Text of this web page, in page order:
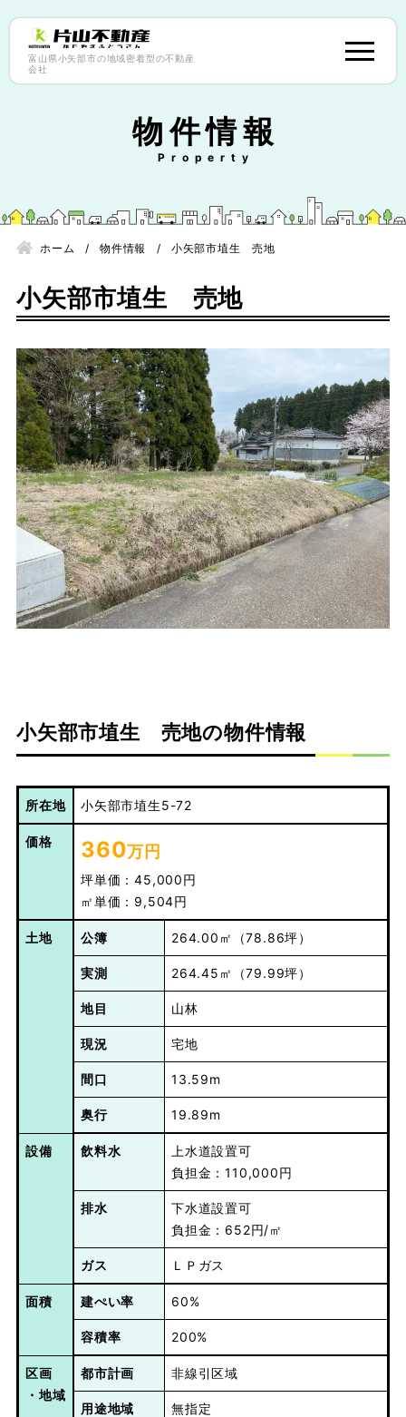
富山県小矢部市の地域密着型の不動産
会社
物件情報
ホーム 物件情報 小矢部市埴生 売地
小矢部市埴生 売地
小矢部市埴生 売地の物件情報
所在地 小矢部市埴生5-72
価格 360万円
坪単価：45,000円
㎡単価：9,504円
土地 公簿 264.00㎡（78.86坪）
実測 264.45㎡（79.99坪）
地目 山林
現況 宅地
間口 13.59m
奥行 19.89m
設備 飲料水
上水道設置可
負担金：110,000円
排水
下水道設置可
負担金：652円/㎡
ガス ＬＰガス
面積 建ぺい率 60%
容積率 200%
区画
・地域
都市計画 非線引区域
用途地域 無指定